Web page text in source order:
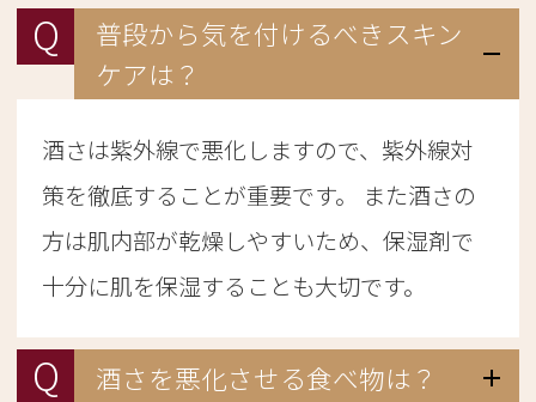
Q
普段から気を付けるべきスキン
ケアは？
酒さは紫外線で悪化しますので、紫外線対
策を徹底することが重要です。 また酒さの
方は肌内部が乾燥しやすいため、保湿剤で
十分に肌を保湿することも大切です。
Q 酒さを悪化させる食べ物は？